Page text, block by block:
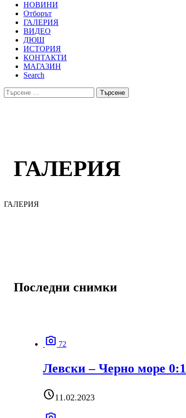
НОВИНИ
Отборът
ГАЛЕРИЯ
ВИДЕО
ДЮШ
ИСТОРИЯ
КОНТАКТИ
МАГАЗИН
Search
Търсене
за:
ГАЛЕРИЯ
ГАЛЕРИЯ
Последни снимки
photo_camera 72
Левски – Черно море 0:1
schedule11.02.2023